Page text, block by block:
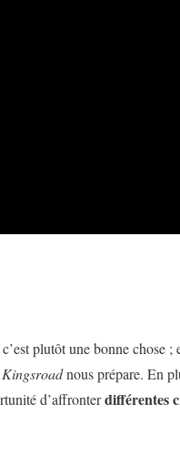
plutôt une bonne chose ;
Kingsroadnous prépare. En
d’affronterdifférentes